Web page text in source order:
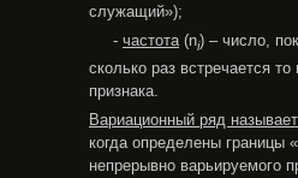
служащий»);
- частота (ni) – число,
сколько раз встречается
признака.
Вариационный ряд
когда определены границы
непрерывно варьируемого